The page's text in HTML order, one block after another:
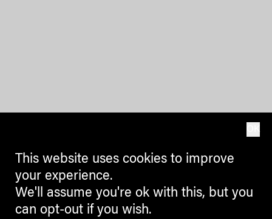
This website uses cookies to improve
your experience.
We'll assume you're ok with this, but you
can opt-out if you wish.